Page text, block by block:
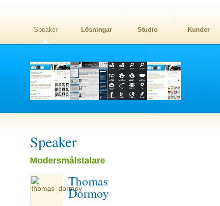
Speaker Lösningar Studio Kunder
Speaker
Modersmålstalare
Thomas
Dormoy